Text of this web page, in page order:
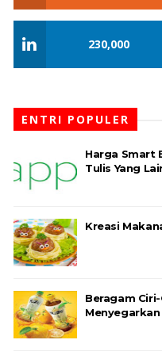
230,000
ENTRI POPULER
Harga Smart
Tulis Yang
Kreasi
Beragam
Menyegarkan